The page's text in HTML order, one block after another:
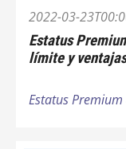
2022-03-
Estatus
límite y ventajas
Estatus Premium